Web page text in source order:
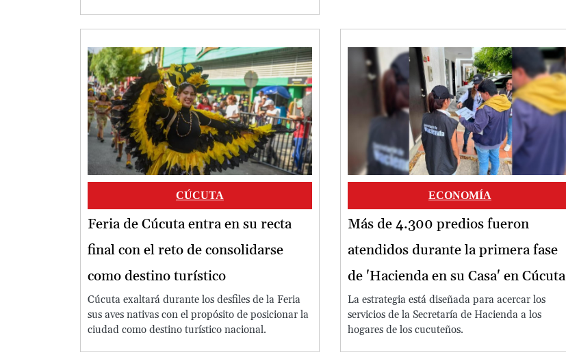
Image
CÚCUTA
Feria de Cúcuta entra en su recta
final con el reto de consolidarse
como destino turístico
Cúcuta exaltará durante los desfiles de la Feria
sus aves nativas con el propósito de posicionar la
ciudad como destino turístico nacional.
Image
ECONOMÍA
Más de 4.300 predios fueron
atendidos durante la primera fase
de 'Hacienda en su Casa' en Cúcuta
La estrategia está diseñada para acercar los
servicios de la Secretaría de Hacienda a los
hogares de los cucuteños.